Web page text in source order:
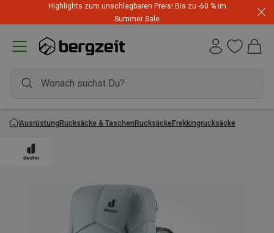
Highlights zum unschlagbaren Preis! Bis zu -60 % im
Summer Sale
AusrüstungRucksäcke & TaschenRucksäckeTrekkingrucksäcke